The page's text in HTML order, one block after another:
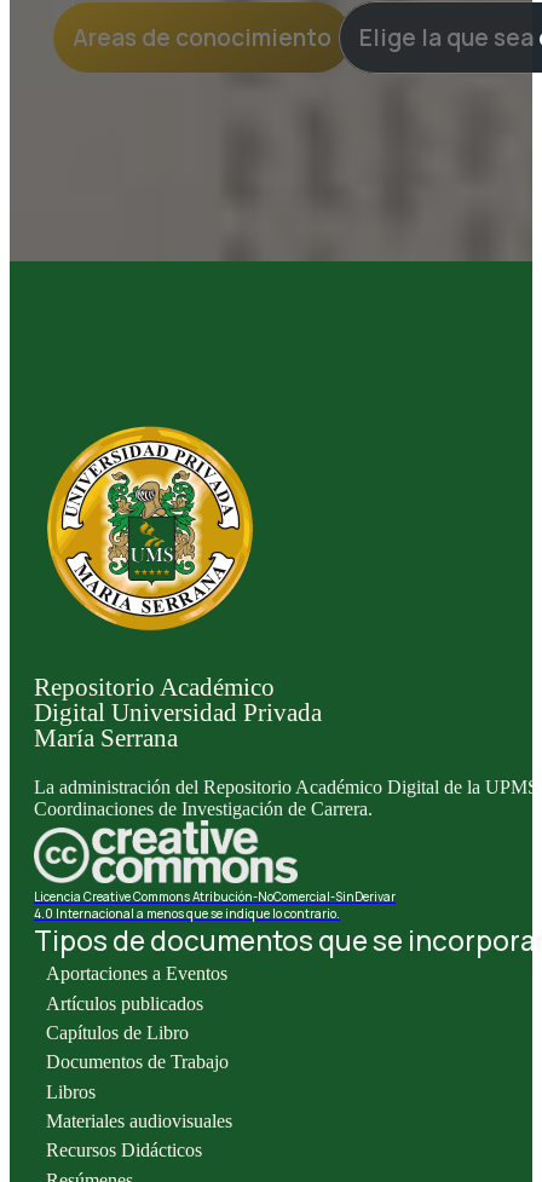
Areas de conocimiento Elige la que
Repositorio Académico
Digital Universidad Privada
María Serrana
La administración del Repositorio Académico Digital de la
Coordinaciones de Investigación de Carrera.
Licencia Creative Commons Atribución-NoComercial-SinDerivar
4.0 Internacional a menos que se indique lo contrario.
Tipos de documentos que se
Aportaciones a Eventos
Artículos publicados
Capítulos de Libro
Documentos de Trabajo
Libros
Materiales audiovisuales
Recursos Didácticos